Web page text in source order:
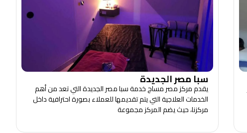
سبا مصر الجديدة
يقدم مركز مصر مساج خدمة سبا مصر الجديدة التي تعد من أهم
الخدمات العلاجية التي يتم تقديمها للعملاء بصورة احترافية داخل
مركزنا، حيث يضم المركز مجموعة